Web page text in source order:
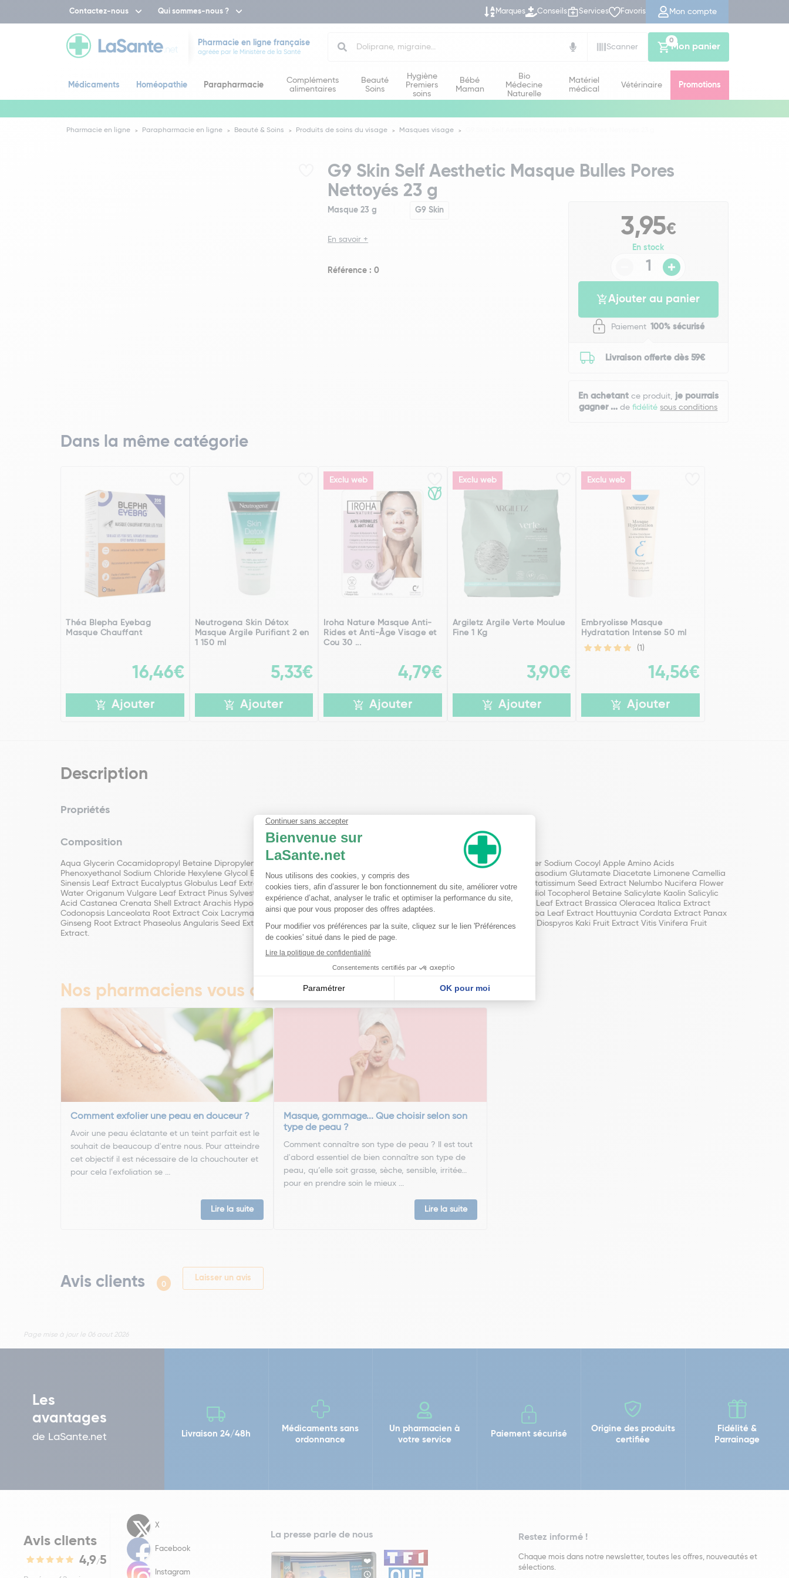
Contactez-nous Qui sommes-nous ? Marques Conseils Services Favoris Mon compte
Pharmacie en ligne française
agréée par le Ministère de la Santé
Scanner
Mon panier
0
Médicaments Homéopathie Parapharmacie
Compléments
alimentaires
Beauté
Soins
Hygiène
Premiers
soins
Bébé
Maman
Bio
Médecine
Naturelle
Matériel
médical
Vétérinaire Promotions
Pharmacie en ligne Parapharmacie en ligne Beauté & Soins Produits de soins du visage Masques visage
G9 Skin Self Aesthetic Masque Bulles Pores
Nettoyés 23 g
Masque 23 g G9 Skin
En savoir +
Référence : 0
3,95€
En stock
Ajouter au panier
Paiement 100% sécurisé
Livraison offerte dès 59€
En achetantce produit, je pourrais
gagner ... defidélitésous conditions
Dans la même catégorie
Théa Blepha Eyebag
Masque Chauffant
16,46€
Ajouter
Neutrogena Skin Détox
Masque Argile Purifiant 2 en
1 150 ml
5,33€
Ajouter
Exclu web
Iroha Nature Masque Anti-
Rides et Anti-Âge Visage et
Cou 30 ...
4,79€
Ajouter
Exclu web
Argiletz Argile Verte Moulue
Fine 1 Kg
3,90€
Ajouter
Exclu web
Embryolisse Masque
Hydratation Intense 50 ml
(1)
14,56€
Ajouter
Description
Propriétés
Composition
Aqua Glycerin Cocamidopropyl Betaine Dipropylene Glycol Disiloxane Methyl Perfluorobutyl Ether Methyl Perfluoroisobutyl Ether Sodium Cocoyl Apple Amino Acids
Phenoxyethanol Sodium Chloride Hexylene Glycol Ethylhexylglycerin Hydroxyethylcellulose Alcohol Parfum Disodium EDTA Tetrasodium Glutamate Diacetate Limonene Camellia
Sinensis Leaf Extract Eucalyptus Globulus Leaf Extract Hedera Helix Leaf Extract Hibiscus Sabdariffa Flower Extract Linum Usitatissimum Seed Extract Nelumbo Nucifera Flower
Water Origanum Vulgare Leaf Extract Pinus Sylvestris Leaf Extract Salvia Hispanica Seed Extract Butylene Glycol 12-Hexanediol Tocopherol Betaine Salicylate Kaolin Salicylic
Acid Castanea Crenata Shell Extract Arachis Hypogaea Fruit Extract Artemisia Vulgaris Extract Brassica Oleracea Acephala Leaf Extract Brassica Oleracea Italica Extract
Codonopsis Lanceolata Root Extract Coix Lacryma-Jobi Ma-Yuen Seed Extract Dioscorea Japonica Root Extract Ginkgo Biloba Leaf Extract Houttuynia Cordata Extract Panax
Ginseng Root Extract Phaseolus Angularis Seed Extract Platycodon Grandiflorus Root Extract Triticum Vulgare Sprout Extract Diospyros Kaki Fruit Extract Vitis Vinifera Fruit
Extract.
Nos pharmaciens vous conseillent
Comment exfolier une peau en douceur ?
Avoir une peau éclatante et un teint parfait est le
souhait de beaucoup d'entre nous. Pour atteindre
cet objectif il est nécessaire de la chouchouter et
pour cela l'exfoliation se ...
Lire la suite
Masque, gommage... Que choisir selon son
type de peau ?
Comment connaître son type de peau ? Il est tout
d'abord essentiel de bien connaître son type de
peau, qu’elle soit grasse, sèche, sensible, irritée...
pour en prendre soin le mieux ...
Lire la suite
Avis clients 0
Laisser un avis
Page mise à jour le 06 aout 2026
Les
avantages
de LaSante.net Livraison 24/48h
Médicaments sans
ordonnance
Un pharmacien à
votre service
Paiement sécurisé
Origine des produits
certifiée
Fidélité &
Parrainage
Avis clients
4,9/5
X
Facebook
Instagram
La presse parle de nous Restez informé !
Chaque mois dans notre newsletter, toutes les offres, nouveautés et
sélections.